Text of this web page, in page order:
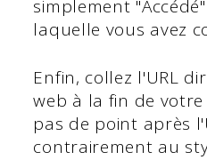
simplement
laquelle vous avez
Enfin, collez l'URL
web à la fin de
pas de point après
contrairement au